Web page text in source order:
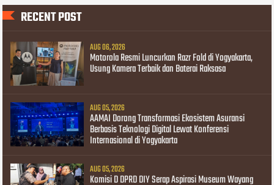
RECENT POST
AUG 06, 2026
Motorola Resmi Luncurkan Razr Fold di Yogyakarta,
Usung Kamera Terbaik dan Baterai Raksasa
AUG 05, 2026
AAMAI Dorong Transformasi Ekosistem Asuransi
Berbasis Teknologi Digital Lewat Konferensi
Internasional di Yogyakarta
AUG 05, 2026
Komisi D DPRD DIY Serap Aspirasi Museum Wayang